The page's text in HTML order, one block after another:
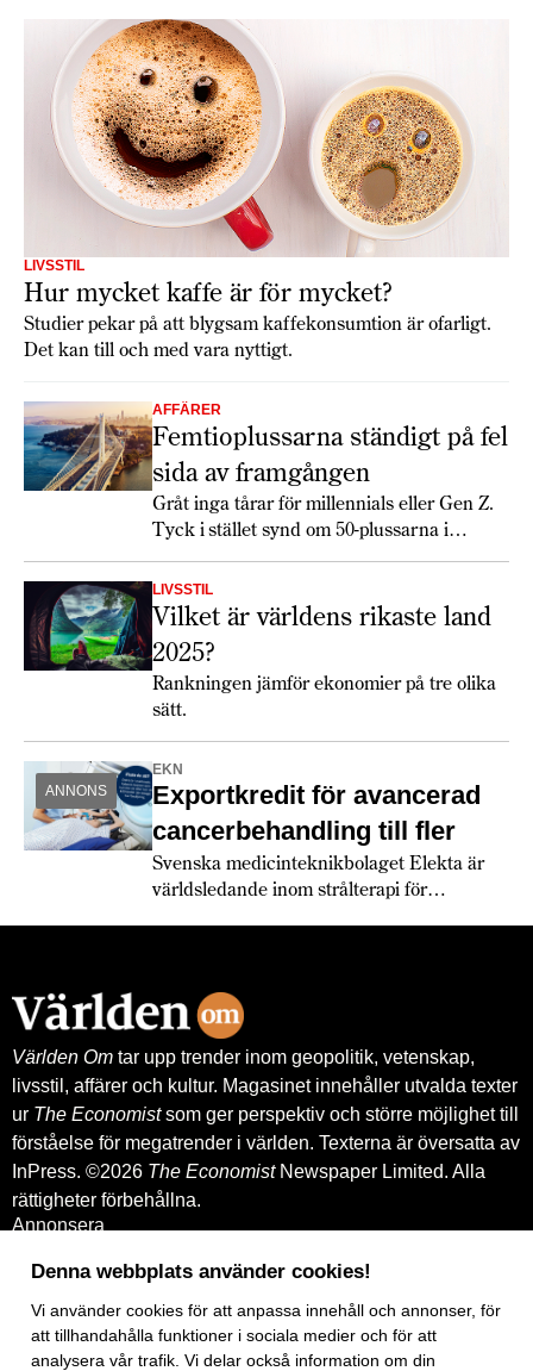
LIVSSTIL
Hur mycket kaffe är för mycket?
Studier pekar på att blygsam kaffekonsumtion är ofarligt.
Det kan till och med vara nyttigt.
AFFÄRER
Femtioplussarna ständigt på fel
sida av framgången
Gråt inga tårar för millennials eller Gen Z.
Tyck i stället synd om 50-plussarna i
LIVSSTIL
Vilket är världens rikaste land
2025?
Rankningen jämför ekonomier på tre olika
sätt.
ANNONS
EKN
Exportkredit för avancerad
cancerbehandling till fler
Svenska medicinteknikbolaget Elekta är
världsledande inom strålterapi för
Exportkreditnämnden, EKN.
Världen Om tar upp trender inom geopolitik, vetenskap,
livsstil, affärer och kultur. Magasinet innehåller utvalda texter
ur The Economistsom ger perspektiv och större möjlighet till
förståelse för megatrender i världen. Texterna är översatta av
InPress. ©2026 The EconomistNewspaper Limited. Alla
rättigheter förbehållna.
Annonsera
Kontakt
Köp tidigare nummer
www.inpress.com
E-tidningen
Denna webbplats använder cookies!
Vi använder cookiesför att anpassa innehåll och annonser, för
att tillhandahålla funktioner i sociala medier och för att
analysera vår trafik. Vi delar också information om din